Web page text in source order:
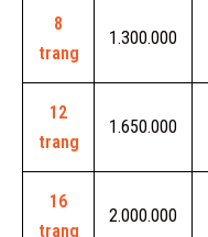
8
trang
1.300.000
12
trang
1.650.000
16
trang
2.000.000